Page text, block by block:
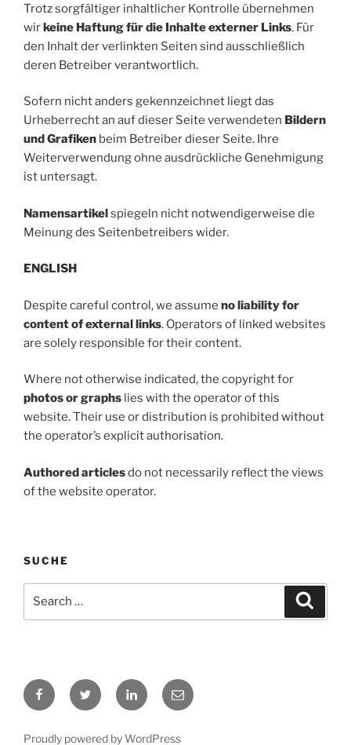
Trotz sorgfältiger inhaltlicher Kontrolle übernehmen
wirkeine Haftung für die Inhalte externer Links. Für
den Inhalt der verlinkten Seiten sind ausschließlich
deren Betreiber verantwortlich.
Sofern nicht anders gekennzeichnet liegt das
Urheberrecht an auf dieser Seite verwendeten Bildern
und Grafiken beim Betreiber dieser Seite. Ihre
Weiterverwendung ohne ausdrückliche Genehmigung
ist untersagt.
Namensartikelspiegeln nicht notwendigerweise die
Meinung des Seitenbetreibers wider.
ENGLISH
Despite careful control, we assume no liability for
content of external links. Operators of linked websites
are solely responsible for their content.
Where not otherwise indicated, the copyright for
photos or graphs lies with the operator of this
website. Their use or distribution is prohibited without
the operator’s explicit authorisation.
Authored articlesdo not necessarily reflect the views
of the website operator.
SUCHE
FacebookTwitter LinkedInE-
Mail
Proudly powered by WordPress